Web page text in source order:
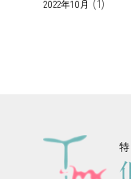
2022年10月 (1)